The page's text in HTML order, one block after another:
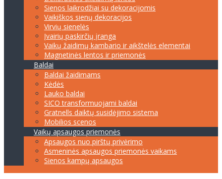
Sienos laikrodžiai su dekoracijomis
Vaikiškos sienų dekoracijos
Virvių sienelės
Įvairių paskirčių įranga
Vaikų žaidimų kambario ir aikštelės elementai
Magnetinės lentos ir priemonės
Baldai
Baldai žaidimams
Kėdės
Lauko baldai
SICO transformuojami baldai
Gratnells daiktų susidėjimo sistema
Mobilios scenos
Vaikų apsaugos priemonės
Apsaugos nuo pirštų privėrimo
Asmeninės apsaugos priemonės vaikams
Sienos kampų apsaugos